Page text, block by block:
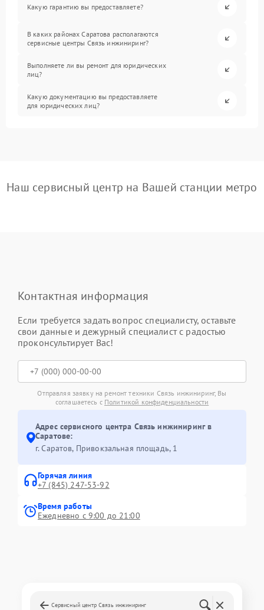
Какую гарантию вы предоставляете?
В каких районах Саратова располагаются
сервисные центры Связь инжиниринг?
Выполняете ли вы ремонт для юридических
лиц?
Какую документацию вы предоставляете
для юридических лиц?
Наш сервисный центр на Вашей станции метро
Контактная информация
Если требуется задать вопрос специалисту, оставьте
свои данные и дежурный специалист с радостью
проконсультирует Вас!
Отправляя заявку на ремонт техники Связь инжиниринг, Вы
соглашаетесь с Политикой конфиденциальности
Адрес сервисного центра Связь инжиниринг в
Саратове:
г. Саратов, Привокзальная площадь, 1
Горячая линия
+7 (845) 247-53-92
Время работы
Ежедневно с 9:00 до 21:00
Сервисный центр Связь инжиниринг